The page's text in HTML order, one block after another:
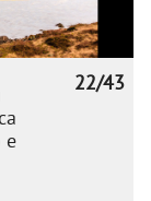
22/43
е